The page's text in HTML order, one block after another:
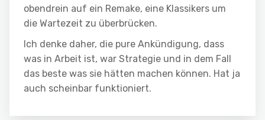
obendrein auf ein Remake, eine Klassikers um
die Wartezeit zu überbrücken.
Ich denke daher, die pure Ankündigung, dass
was in Arbeit ist, war Strategie und in dem Fall
das beste was sie hätten machen können. Hat ja
auch scheinbar funktioniert.